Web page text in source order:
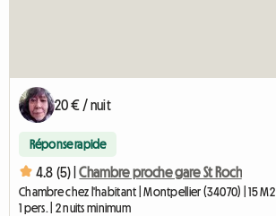
20 € / nuit
Réponse rapide
4.8 (5) | Chambre proche gare St Roch
Chambre chez l'habitant | Montpellier (34070) | 15 M2
1 pers. | 2 nuits minimum